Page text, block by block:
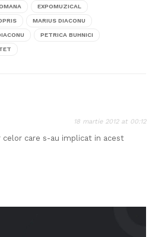
EXPOMUZICAL
MARIUS DIACONU
PETRICA BUHNICI
18 martie 2012 at 00:12
care s-au implicat in acest